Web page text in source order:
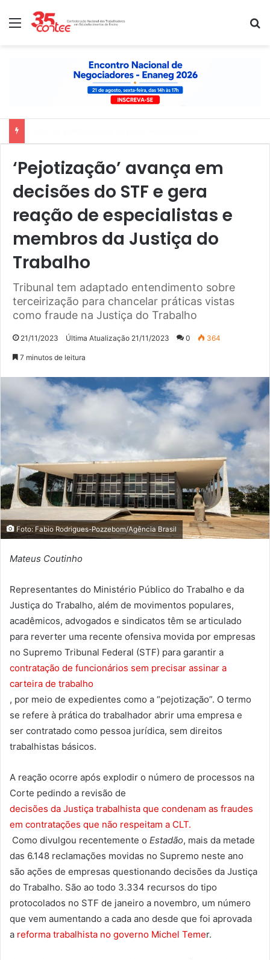
Menu
‘Pejotização’ avança em
decisões do STF e gera
reação de especialistas e
membros da Justiça do
Trabalho
Tribunal tem adaptado entendimento sobre
terceirização para chancelar práticas vistas
como fraude na Justiça do Trabalho
21/11/2023 Última Atualização 21/11/2023 0 364
7 minutos de leitura
Foto: Fabio Rodrigues-Pozzebom/Agência Brasil
Mateus Coutinho
Representantes do Ministério Público do Trabalho e da
Justiça do Trabalho, além de movimentos populares,
acadêmicos, advogados e sindicatos têm se articulado
para reverter uma recente ofensiva movida por empresas
no Supremo Tribunal Federal (STF) para garantir a
contratação de funcionários sem precisar assinar a
carteira de trabalho
, por meio de expedientes como a “pejotização”. O termo
se refere à prática do trabalhador abrir uma empresa e
ser contratado como pessoa jurídica, sem direitos
trabalhistas básicos.
A reação ocorre após explodir o número de processos na
Corte pedindo a revisão de
decisões da Justiça trabalhista que condenam as fraudes
em contratações que não respeitam a CLT.
Como divulgou recentemente o Estadão, mais da metade
das 6.148 reclamações movidas no Supremo neste ano
são ações de empresas questionando decisões da Justiça
do Trabalho. São ao todo 3.334 recursos do tipo
protocolados no STF de janeiro a novembro, um número
que vem aumentando a cada ano desde que foi aprovada
a reforma trabalhista no governo Michel Temer.